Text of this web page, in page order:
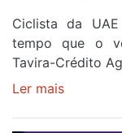
Ciclista da
tempo que o
Tavira-Crédito
Ler mais